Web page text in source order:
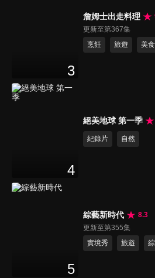
3
詹姆士出走料理
更新至第367集
烹飪
旅遊 美食
4
絕美地球 第一季
紀錄片 自然
5
綜藝新時代
8.3
更新至第355集
實境秀
旅遊